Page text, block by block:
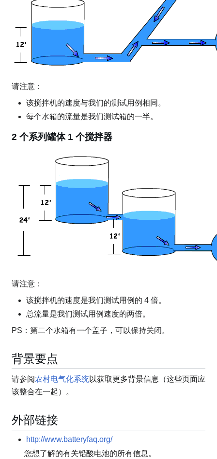
请注意：
该搅拌机的速度与我们的测试用例相同。
每个水箱的流量是我们测试箱的一半。
2 个系列罐体 1 个搅拌器
请注意：
该搅拌机的速度是我们测试用例的 4 倍。
总流量是我们测试用例速度的两倍。
PS：第二个水箱有一个盖子，可以保持关闭。
背景要点
请参阅农村电气化系统以获取更多背景信息（这些页面应
该整合在一起）。
外部链接
http://www.batteryfaq.org/
您想了解的有关铅酸电池的所有信息。